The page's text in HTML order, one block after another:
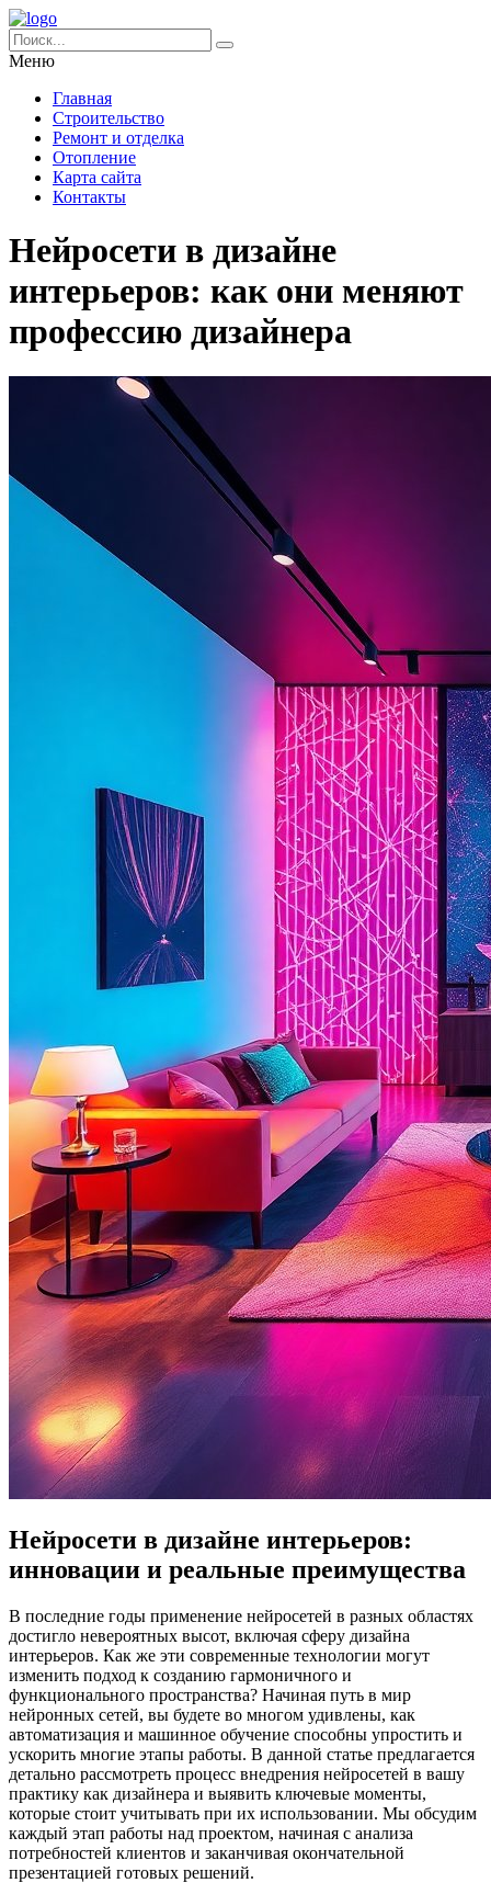
Меню
Главная
Строительство
Ремонт и отделка
Отопление
Карта сайта
Контакты
Нейросети в дизайне
интерьеров: как они меняют
профессию дизайнера
Нейросети в дизайне интерьеров:
инновации и реальные преимущества
В последние годы применение нейросетей в разных областях
достигло невероятных высот, включая сферу дизайна
интерьеров. Как же эти современные технологии могут
изменить подход к созданию гармоничного и
функционального пространства? Начиная путь в мир
нейронных сетей, вы будете во многом удивлены, как
автоматизация и машинное обучение способны упростить и
ускорить многие этапы работы. В данной статье предлагается
детально рассмотреть процесс внедрения нейросетей в вашу
практику как дизайнера и выявить ключевые моменты,
которые стоит учитывать при их использовании. Мы обсудим
каждый этап работы над проектом, начиная с анализа
потребностей клиентов и заканчивая окончательной
презентацией готовых решений.